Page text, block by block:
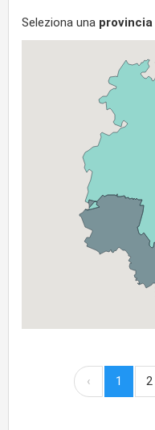
Seleziona una provincia
‹ 1 2